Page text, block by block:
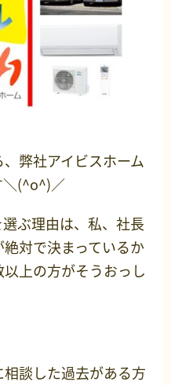
弊社アイビスホーム
＼(^o^)／
ぶ理由は、私、社長
対で決まっているか
上の方がそうおっし
談した過去がある方